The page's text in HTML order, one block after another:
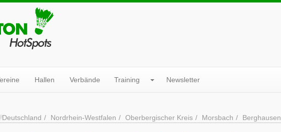
Hallen Verbände Training Newsletter
Deutschland Nordrhein-Westfalen Oberbergischer Kreis Morsbach Berghausen